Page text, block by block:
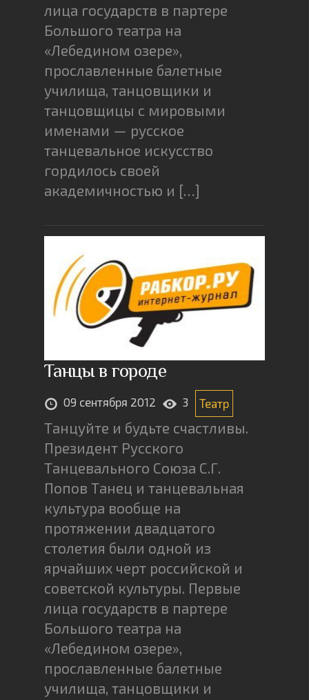
лица государств в партере
Большого театра на
«Лебедином озере»,
прославленные балетные
училища, танцовщики и
танцовщицы с мировыми
именами — русское
танцевальное искусство
гордилось своей
академичностью и […]
Танцы в городе
09 сентября 2012 3 Театр
Танцуйте и будьте счастливы.
Президент Русского
Танцевального Союза С.Г.
Попов Танец и танцевальная
культура вообще на
протяжении двадцатого
столетия были одной из
ярчайших черт российской и
советской культуры. Первые
лица государств в партере
Большого театра на
«Лебедином озере»,
прославленные балетные
училища, танцовщики и